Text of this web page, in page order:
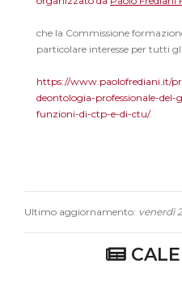
che la Commissione
particolare interesse per tutti
https://www.paolofrediani.it/
deontologia-professionale-
funzioni-di-ctp-e-di-ctu/.
Ultimo aggiornamento: venerdì